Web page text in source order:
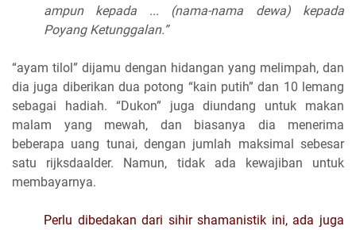
ampun kepada ... (nama-nama dewa) kepada
Poyang Ketunggalan.”
“ayam tilol” dijamu dengan hidangan yang melimpah, dan
dia juga diberikan dua potong “kain putih” dan 10 lemang
sebagai hadiah. “Dukon” juga diundang untuk makan
malam yang mewah, dan biasanya dia menerima
beberapa uang tunai, dengan jumlah maksimal sebesar
satu rijksdaalder. Namun, tidak ada kewajiban untuk
membayarnya.
Perlu dibedakan dari sihir shamanistik ini, ada juga